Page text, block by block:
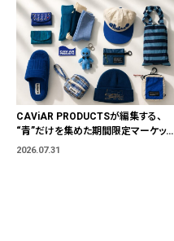
CAViAR PRODUCTSが編集する、
“青”だけを集めた期間限定マーケット
「BLUE MARKET」が横浜に。ブランド
2026.07.31